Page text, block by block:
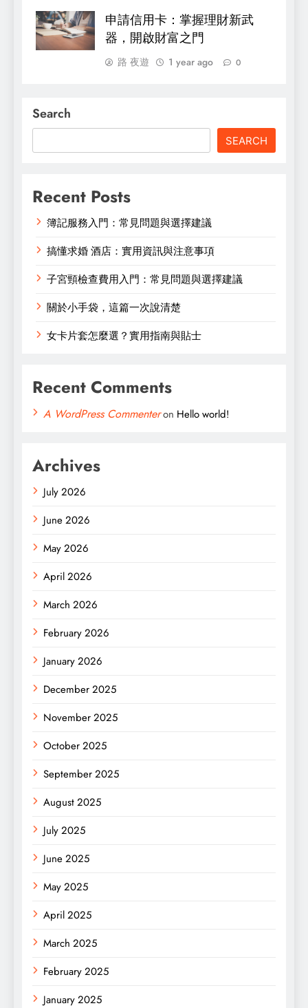
申請信用卡：掌握理財新武
器，開啟財富之門
路 夜遊 1 year ago 0
Search
SEARCH
Recent Posts
簿記服務入門：常見問題與選擇建議
搞懂求婚 酒店：實用資訊與注意事項
子宮頸檢查費用入門：常見問題與選擇建議
關於小手袋，這篇一次說清楚
女卡片套怎麼選？實用指南與貼士
Recent Comments
A WordPress Commenteron Hello world!
Archives
July 2026
June 2026
May 2026
April 2026
March 2026
February 2026
January 2026
December 2025
November 2025
October 2025
September 2025
August 2025
July 2025
June 2025
May 2025
April 2025
March 2025
February 2025
January 2025